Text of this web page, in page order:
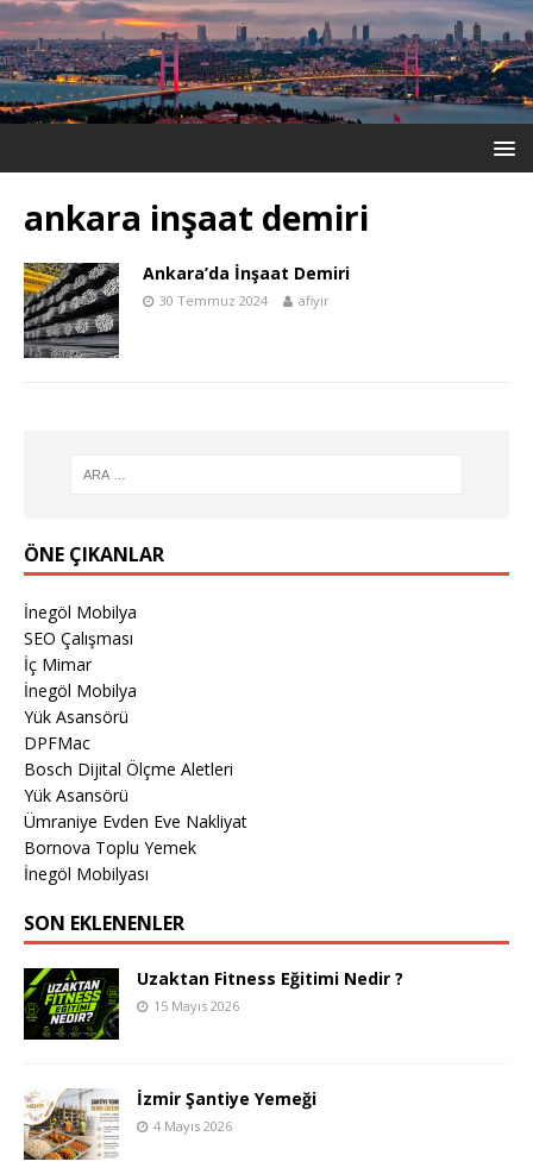
ankara inşaat demiri
Ankara’da İnşaat Demiri
30 Temmuz 2024 afiyir
ÖNE ÇIKANLAR
İnegöl Mobilya
SEO Çalışması
İç Mimar
İnegöl Mobilya
Yük Asansörü
DPFMac
Bosch Dijital Ölçme Aletleri
Yük Asansörü
Ümraniye Evden Eve Nakliyat
Bornova Toplu Yemek
İnegöl Mobilyası
SON EKLENENLER
Uzaktan Fitness Eğitimi Nedir ?
15 Mayıs 2026
İzmir Şantiye Yemeği
4 Mayıs 2026